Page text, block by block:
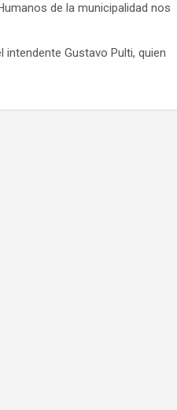
de la municipalidad nos
Gustavo Pulti, quien